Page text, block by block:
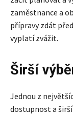
zaměstnance a
přípravy zdát
vyplatí zvážit.
Širší
Jednou z
dostupnost a